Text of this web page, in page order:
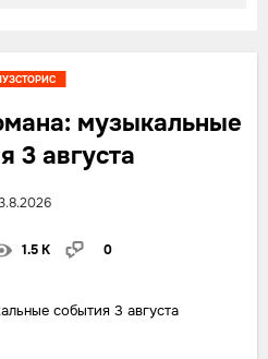
музыкальные
3 августа
1.5 K 0